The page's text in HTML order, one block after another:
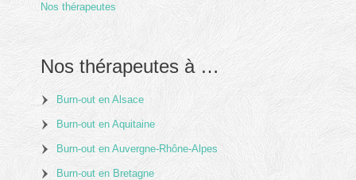
Nos thérapeutes
Nos thérapeutes à …
Burn-out en Alsace
Burn-out en Aquitaine
Burn-out en Auvergne-Rhône-Alpes
Burn-out en Bretagne